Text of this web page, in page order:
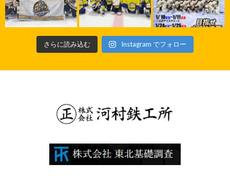
さらに読み込む Instagram でフォロー